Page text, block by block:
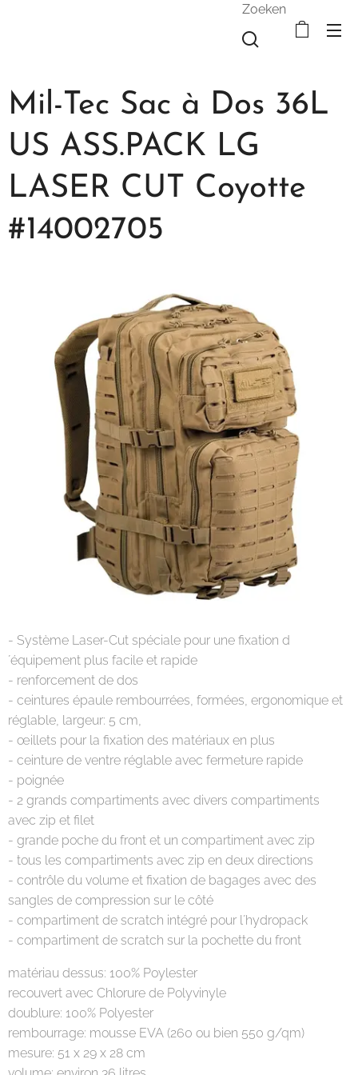
Zoeken
Mil-Tec Sac à Dos 36L
US ASS.PACK LG
LASER CUT Coyotte
#14002705
- Système Laser-Cut spéciale pour une fixation d
´équipement plus facile et rapide
- renforcement de dos
- ceintures épaule rembourrées, formées, ergonomique et
réglable, largeur: 5 cm,
- œillets pour la fixation des matériaux en plus
- ceinture de ventre réglable avec fermeture rapide
- poignée
- 2 grands compartiments avec divers compartiments
avec zip et filet
- grande poche du front et un compartiment avec zip
- tous les compartiments avec zip en deux directions
- contrôle du volume et fixation de bagages avec des
sangles de compression sur le côté
- compartiment de scratch intégré pour l´hydropack
- compartiment de scratch sur la pochette du front
matériau dessus: 100% Poylester
recouvert avec Chlorure de Polyvinyle
doublure: 100% Polyester
rembourrage: mousse EVA (260 ou bien 550 g/qm)
mesure: 51 x 29 x 28 cm